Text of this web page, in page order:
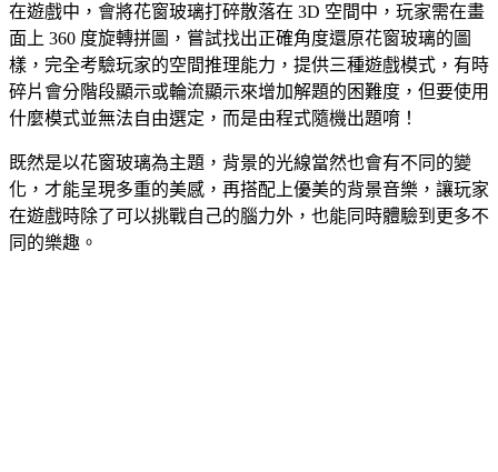
在遊戲中，會將花窗玻璃打碎散落在 3D 空間中，玩家需在畫
面上 360 度旋轉拼圖，嘗試找出正確角度還原花窗玻璃的圖
樣，完全考驗玩家的空間推理能力，提供三種遊戲模式，有時
碎片會分階段顯示或輪流顯示來增加解題的困難度，但要使用
什麼模式並無法自由選定，而是由程式隨機出題唷！
既然是以花窗玻璃為主題，背景的光線當然也會有不同的變
化，才能呈現多重的美感，再搭配上優美的背景音樂，讓玩家
在遊戲時除了可以挑戰自己的腦力外，也能同時體驗到更多不
同的樂趣。